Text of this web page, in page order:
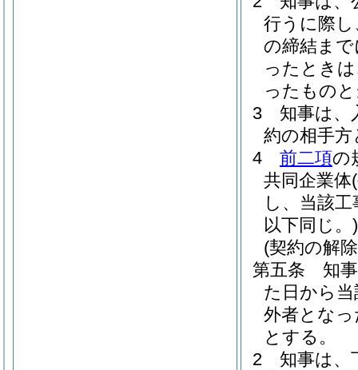
行うに際
の締結ま
ったとき
ったもの
3
知事は、
約の相手
4
前二項の
共同企業体
し、当該
以下同じ。)
(契約の解
第五条
知
た日から
外者とな
とする。
2
知事は、